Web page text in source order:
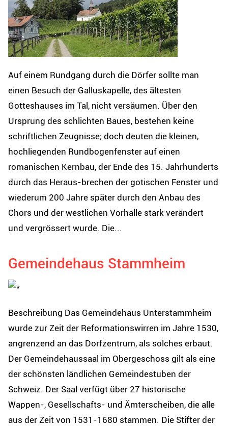
Auf einem Rundgang durch die Dörfer sollte man
einen Besuch der Galluskapelle, des ältesten
Gotteshauses im Tal, nicht versäumen. Über den
Ursprung des schlichten Baues, bestehen keine
schriftlichen Zeugnisse; doch deuten die kleinen,
hochliegenden Rundbogenfenster auf einen
romanischen Kernbau, der Ende des 15. Jahrhunderts
durch das Heraus-brechen der gotischen Fenster und
wiederum 200 Jahre später durch den Anbau des
Chors und der westlichen Vorhalle stark verändert
und vergrössert wurde. Die...
Gemeindehaus Stammheim
Beschreibung Das Gemeindehaus Unterstammheim
wurde zur Zeit der Reformationswirren im Jahre 1530,
angrenzend an das Dorfzentrum, als solches erbaut.
Der Gemeindehaussaal im Obergeschoss gilt als eine
der schönsten ländlichen Gemeindestuben der
Schweiz. Der Saal verfügt über 27 historische
Wappen-, Gesellschafts- und Ämterscheiben, die alle
aus der Zeit von 1531-1680 stammen. Die Stifter der